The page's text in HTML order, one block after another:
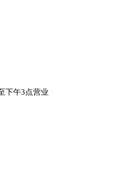
下午3点营业